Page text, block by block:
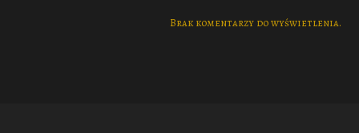
Brak komentarzy do wyświetlenia.